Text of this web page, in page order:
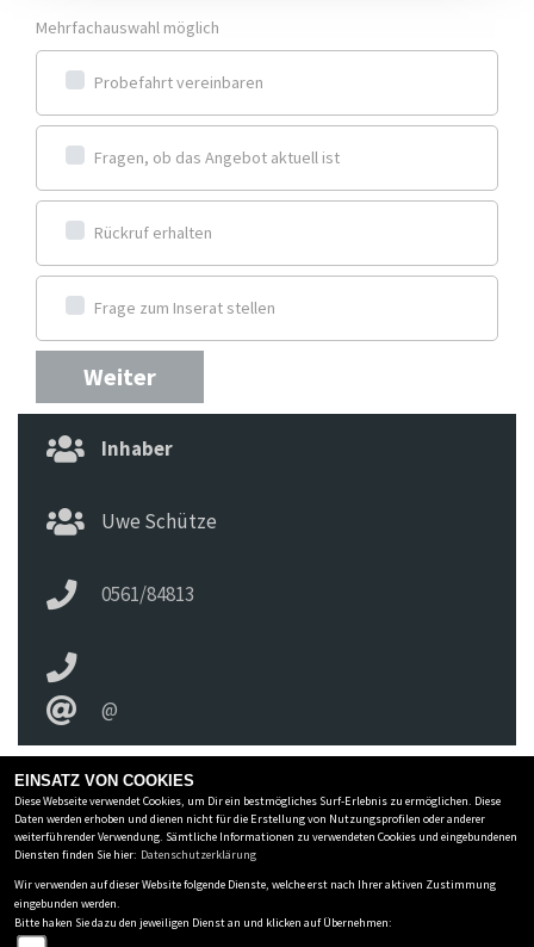
Mehrfachauswahl möglich
Probefahrt vereinbaren
Fragen, ob das Angebot aktuell ist
Rückruf erhalten
Frage zum Inserat stellen
Weiter
Inhaber
Uwe Schütze
0561/84813
@
ZWEIRAD SCHIRA INH. UWE SCHÜTZE E.K.
Holländische Str 236-34127 Kassel
EINSATZ VON COOKIES
Diese Webseite verwendet Cookies, um Dir ein bestmögliches Surf-Erlebnis zu ermöglichen. Diese
Daten werden erhoben und dienen nicht für die Erstellung von Nutzungsprofilen oder anderer
weiterführender Verwendung. Sämtliche Informationen zu verwendeten Cookies und eingebundenen
Diensten finden Sie hier: Datenschutzerklärung
Wir verwenden auf dieser Website folgende Dienste, welche erst nach Ihrer aktiven Zustimmung
eingebunden werden.
Bitte haken Sie dazu den jeweiligen Dienst an und klicken auf Übernehmen: